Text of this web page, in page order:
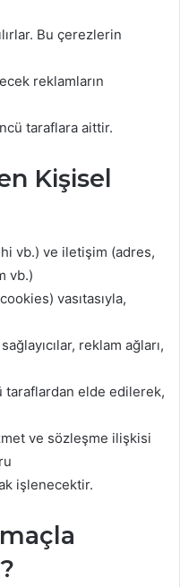
Bu çerezlerin
reklamların
taraflara aittir.
Kişisel
vb.) ve iletişim (adres,
vb.)
vasıtasıyla,
reklam ağları,
taraflardan elde edilerek,
ve sözleşme ilişkisi
işlenecektir.